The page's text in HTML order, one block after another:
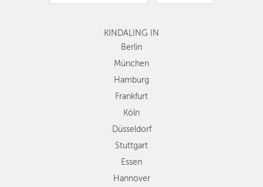
Hamburg
Köln
Düsseldorf
Stuttgart
Essen
Dresden
Nürnberg
Wien
Zürich
Andere
Regionen
KINDALING IN
Berlin
München
Hamburg
Frankfurt
Köln
Düsseldorf
Stuttgart
Essen
Hannover